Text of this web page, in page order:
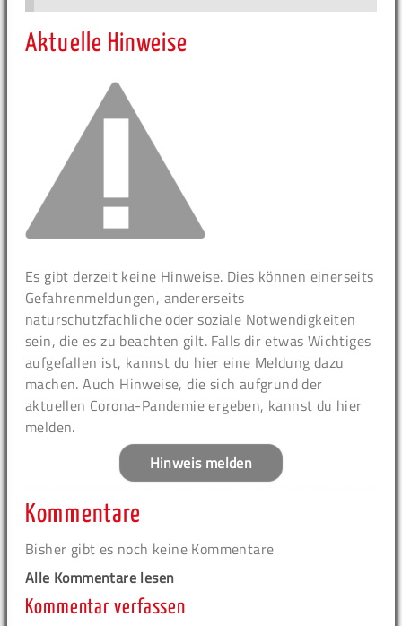
Aktuelle Hinweise
Es gibt derzeit keine Hinweise. Dies können einerseits
Gefahrenmeldungen, andererseits
naturschutzfachliche oder soziale Notwendigkeiten
sein, die es zu beachten gilt. Falls dir etwas Wichtiges
aufgefallen ist, kannst du hier eine Meldung dazu
machen. Auch Hinweise, die sich aufgrund der
aktuellen Corona-Pandemie ergeben, kannst du hier
melden.
Hinweis melden
Kommentare
Bisher gibt es noch keine Kommentare
Alle Kommentare lesen
Kommentar verfassen